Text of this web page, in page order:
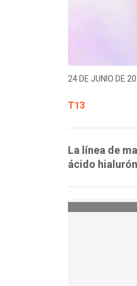
24 DE JUNIO DE
T13
La línea de
ácido